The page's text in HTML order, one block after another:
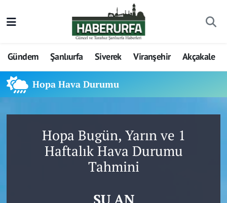
Gündem Şanlıurfa Siverek Viranşehir Akçakale
Hopa Hava Durumu
Hopa Bugün, Yarın ve 1
Haftalık Hava Durumu
Tahmini
ŞU AN